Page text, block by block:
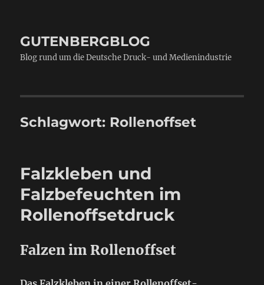
GUTENBERGBLOG
Blog rund um die Deutsche Druck- und Medienindustrie
Schlagwort: Rollenoffset
Falzkleben und
Falzbefeuchten im
Rollenoffsetdruck
Falzen im Rollenoffset